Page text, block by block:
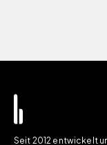
Seit 2012 entwickelt